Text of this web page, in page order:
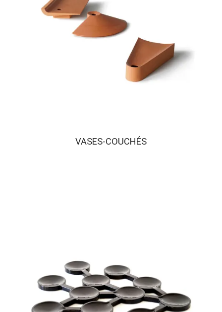
VASES-COUCHÉS